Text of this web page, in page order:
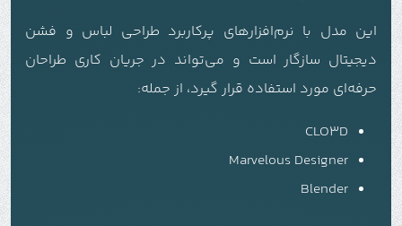
این مدل با نرم‌افزارهای پرکاربرد طراحی لباس و فشن
دیجیتال سازگار است و می‌تواند در جریان کاری طراحان
حرفه‌ای مورد استفاده قرار گیرد، از جمله:
CLO3D
Marvelous Designer
Blender